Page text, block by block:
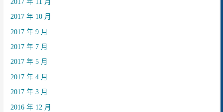
2017 年 11 月
2017 年 10 月
2017 年 9 月
2017 年 7 月
2017 年 5 月
2017 年 4 月
2017 年 3 月
2016 年 12 月